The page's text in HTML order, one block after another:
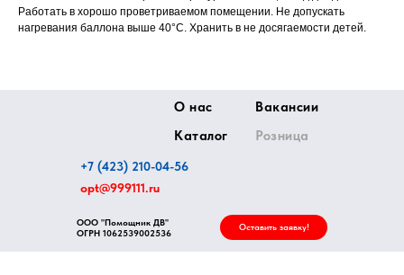
Работать в хорошо проветриваемом помещении. Не допускать
нагревания баллона выше 40°С. Хранить в не досягаемости детей.
ООО "Помощник ДВ"
ОГРН 1062539002536
О нас
Каталог
Оставить заявку!
Вакансии
Розница
+7 (423) 210-04-56
opt@999111.ru